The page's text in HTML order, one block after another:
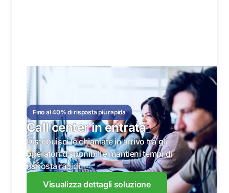
Fino al 40% di risposta più rapida
Call center in entrata
Distribuisci le chiamate in arrivo tra gli
operatori disponibili e mantieni tempi di
risposta rapidi.
Visualizza dettagli soluzione